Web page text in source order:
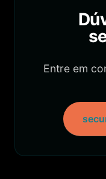
Entre em